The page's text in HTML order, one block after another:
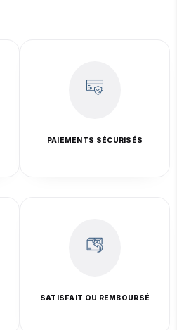
PAIEMENTS SÉCURISÉS
SATISFAIT OU REMBOURSÉ